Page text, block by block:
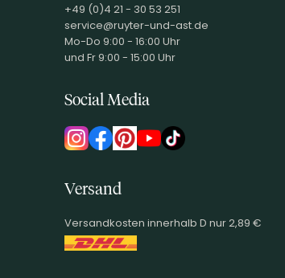
+49 (0)4 21 - 30 53 251
service@ruyter-und-ast.de
Mo-Do 9:00 - 16:00 Uhr
und Fr 9:00 - 15:00 Uhr
Social Media
Versand
Versandkosten innerhalb D nur 2,89 €